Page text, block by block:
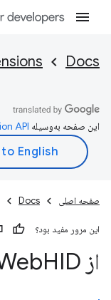
Docs
این صفحه به‌وسیله
صفحه اصلی Docs
این مرور مفید بود؟
از Web HID استفاده کنید